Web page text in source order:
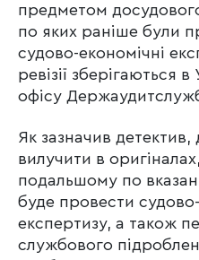
предметом
по яких раніше були
судово-економічні
ревізії зберігаються
офісу
Як зазначив
вилучити в
подальшому по
буде провести
експертизу, а також
службового